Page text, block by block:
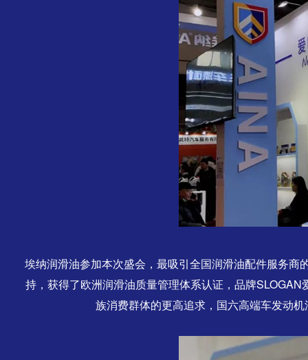
埃纳润滑油参加本次盛会，最吸引全国润滑油配件服务
持，获得了欧洲润滑油质量管理体系认证，品牌
族消费群体的更高追求，国六高端车发动